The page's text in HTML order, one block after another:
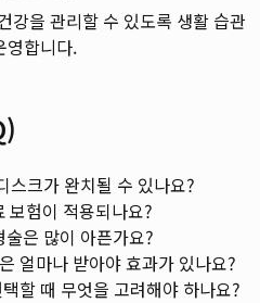
강을 관리할 수 있도록 생활 습관
영합니다.
스크가 완치될 수 있나요?
보험이 적용되나요?
은 많이 아픈가요?
얼마나 받아야 효과가 있나요?
할 때 무엇을 고려해야 하나요?